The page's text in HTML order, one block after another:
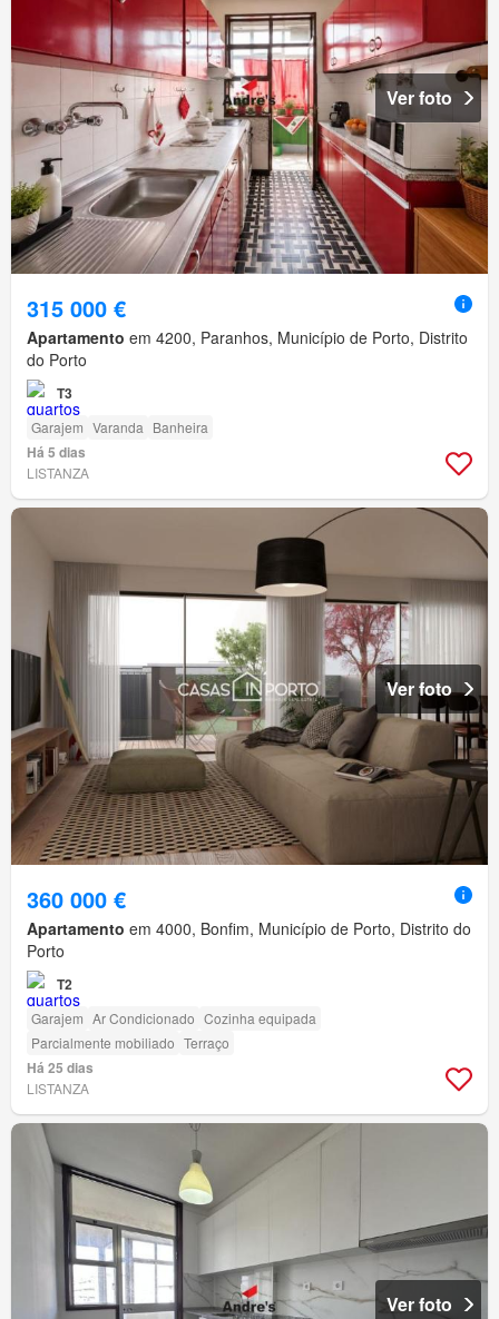
Ver foto
315 000 €
Apartamento em 4200, Paranhos, Município de Porto, Distrito
do Porto
T3
Garajem Varanda Banheira
Há 5 dias
LISTANZA
Ver foto
360 000 €
Apartamento em 4000, Bonfim, Município de Porto, Distrito do
Porto
T2
Garajem Ar Condicionado Cozinha equipada
Parcialmente mobiliado Terraço
Há 25 dias
LISTANZA
Ver foto